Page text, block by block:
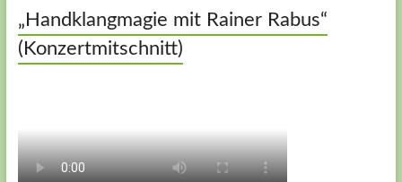
„Handklangmagie mit Rainer Rabus“
(Konzertmitschnitt)